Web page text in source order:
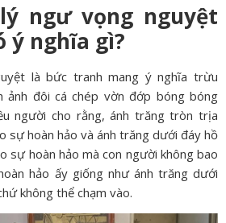
ngư vọng nguyệt
ý nghĩa gì?
là bức tranh mang ý nghĩa trừu
ảnh đôi cá chép vờn đớp bóng bóng
người cho rằng, ánh trăng tròn trịa
sự hoàn hảo và ánh trăng dưới đáy hồ
sự hoàn hảo mà con người không bao
hảo ấy giống như ánh trăng dưới
không thể chạm vào.